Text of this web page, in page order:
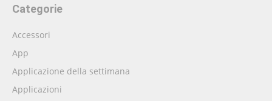
Categorie
Accessori
App
Applicazione della settimana
Applicazioni